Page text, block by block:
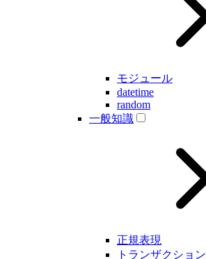
モジュール
datetime
random
一般知識
正規表現
トランザクション